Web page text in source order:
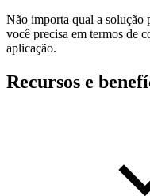
Não importa qual a solução
você precisa em termos de
aplicação.
Recursos e